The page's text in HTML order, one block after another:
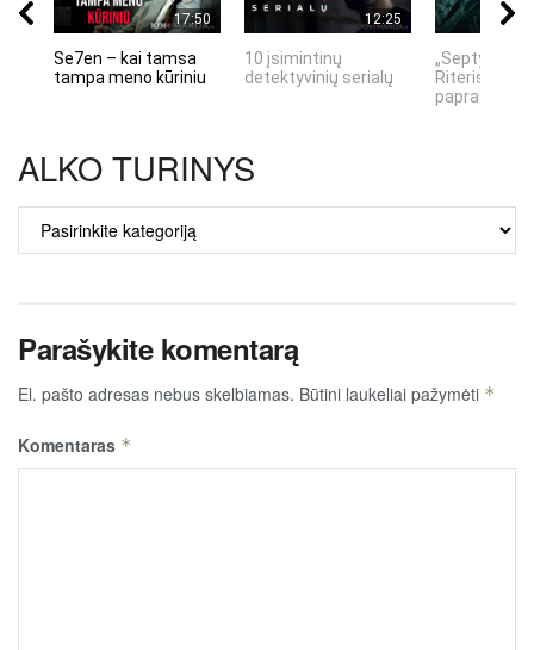
17:50
Se7en – kai tamsa
tampa meno kūriniu
12:25
10 įsimintinų
detektyvinių serialų
„Septynių
Riteris" – kai
ALKO TURINYS
TURINYS
Parašykite komentarą
El. pašto adresas nebus skelbiamas. Būtini laukeliai pažymėti *
Komentaras *